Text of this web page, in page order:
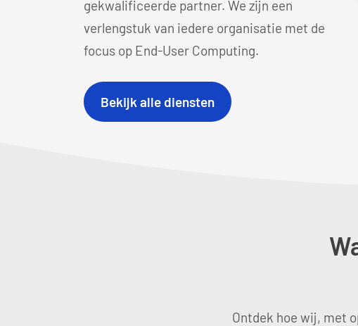
gekwalificeerde partner. We zijn een
verlengstuk van iedere organisatie met de
focus op End-User Computing.
Bekijk alle diensten
Ontdek hoe wij, met